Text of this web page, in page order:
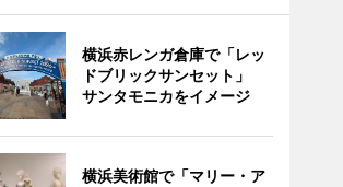
横浜赤レンガ倉庫で「レッ
ドブリックサンセット」
サンタモニカをイメージ
横浜美術館で「マリー・ア